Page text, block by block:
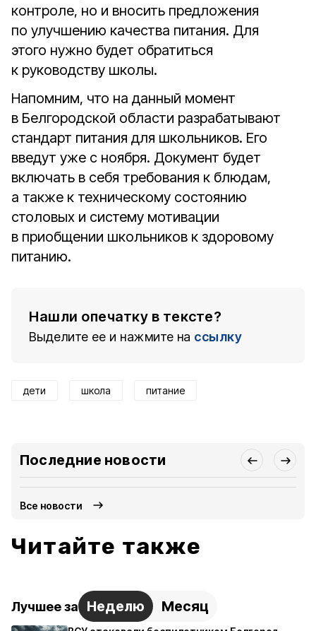
контроле, но и вносить предложения
по улучшению качества питания. Для
этого нужно будет обратиться
к руководству школы.
Напомним, что на данный момент
в Белгородской области разрабатывают
стандарт питания для школьников. Его
введут уже с ноября. Документ будет
включать в себя требования к блюдам,
а также к техническому состоянию
столовых и систему мотивации
в приобщении школьников к здоровому
питанию.
Нашли опечатку в тексте?
Выделите ее и нажмите на ссылку
дети школа питание
Последние новости
Все новости
Читайте также
Лучшее за Неделю Месяц